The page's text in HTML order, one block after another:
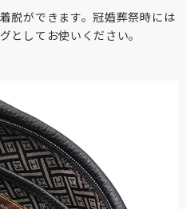
脱ができます。冠婚葬祭時には
としてお使いください。